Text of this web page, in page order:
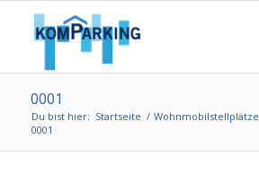
0001
Du bist hier: Startseite / Wohnmobilstellplätze
0001